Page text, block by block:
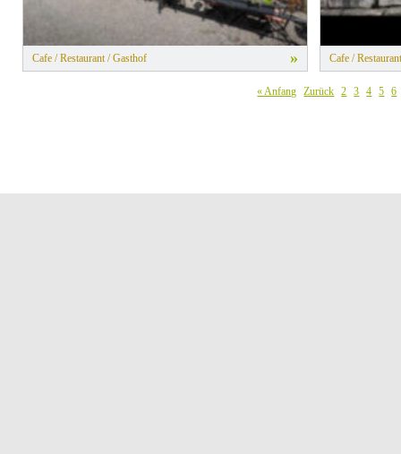
Cafe / Restaurant / Gasthof » Cafe /
« Anfang Zurück 2 3 4 5 6